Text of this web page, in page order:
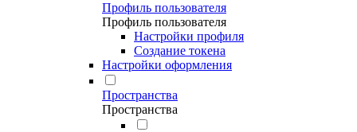
Профиль пользователя
Профиль пользователя
Настройки профиля
Создание токена
Настройки оформления
Пространства
Пространства